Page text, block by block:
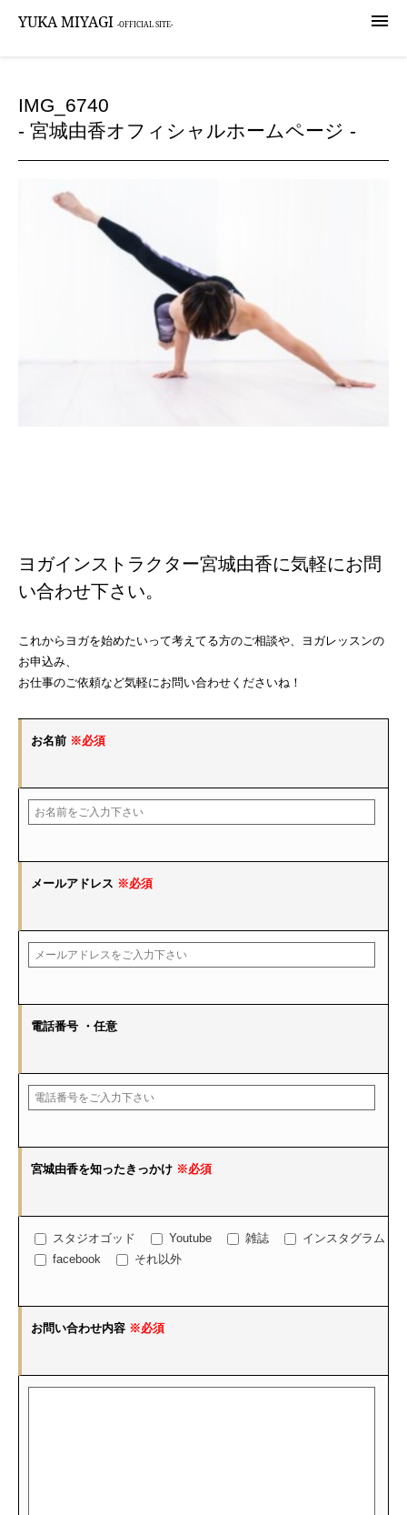

YUKA MIYAGI -OFFICIAL SITE-
IMG_6740
- 宮城由香オフィシャルホームページ -
ヨガインストラクター宮城由香に気軽にお問
い合わせ下さい。
これからヨガを始めたいって考えてる方のご相談や、ヨガレッスンの
お申込み、
お仕事のご依頼など気軽にお問い合わせくださいね！
お名前 ※必須
メールアドレス ※必須
電話番号 ・任意
宮城由香を知ったきっかけ ※必須
スタジオゴッド Youtube 雑誌
インスタグラム
facebook
それ以外
お問い合わせ内容 ※必須